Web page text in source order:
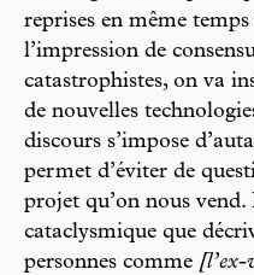
reprises en même
l’impression de
catastrophistes, on va
de nouvelles
discours s’impose
permet d’éviter de
projet qu’on nous vend.
cataclysmique que
personnes comme [l’ex-